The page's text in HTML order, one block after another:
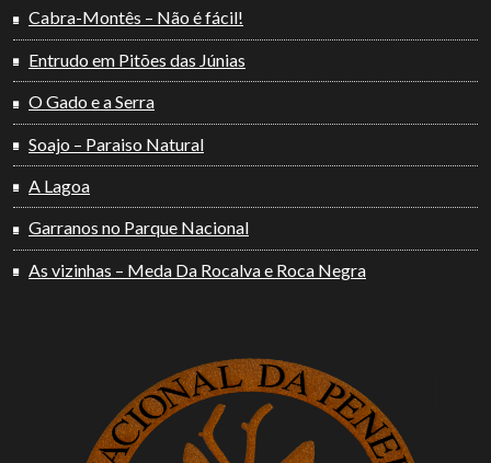
Cabra-Montês – Não é fácil!
Entrudo em Pitões das Júnias
O Gado e a Serra
Soajo – Paraiso Natural
A Lagoa
Garranos no Parque Nacional
As vizinhas – Meda Da Rocalva e Roca Negra